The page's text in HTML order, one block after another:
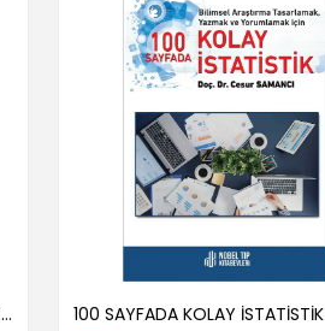
1.Basamakta Çalışan Hekimler İçin Temel Obstetrik Ve Jinekoloji Bilgisi 100 SAYFADA KOLAY İSTATİSTİK